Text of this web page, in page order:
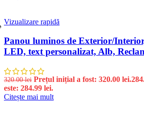
Vizualizare rapidă
Panou luminos de Exterior/
LED, text personalizat, Alb,
320.00lei Prețul inițial a fost: 320.00 lei.
este: 284.99 lei.
Citește mai mult